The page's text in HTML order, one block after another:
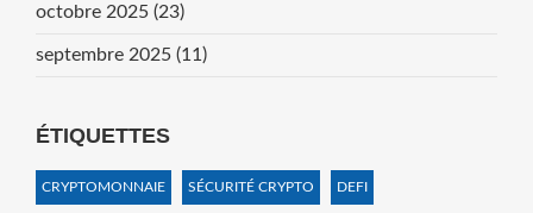
octobre 2025 (23)
septembre 2025 (11)
ÉTIQUETTES
CRYPTOMONNAIE SÉCURITÉ CRYPTO DEFI